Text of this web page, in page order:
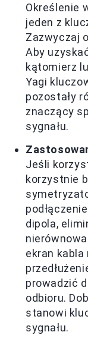
Określenie
jeden z
Zazwyczaj
Aby
kątomierz
Yagi
pozostały
znaczący
sygnału.
Jeśli
korzystnie
dipola,
ekran kabla
prowadzić
odbioru.
stanowi
sygnału.